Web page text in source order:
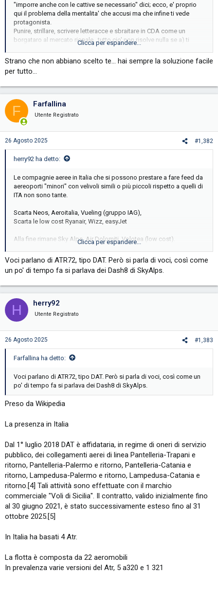
"imporre anche con le cattive se necessario" dici; ecco, e' proprio
qui il problema della mentalita' che accusi ma che infine ti vede
protagonista.
Punire, strillare, scrivere letteracce e sbraitare in CDA come un
borgataro al mercato rionale...tutto cio' non risolve nulla se a) ti
zavorri dello stesso personale fancazzista, management e
dipendenti b) non cambi la cultura aziendale a suon di
addestramento, training motivazionali, dialogo, crescita,
condivisione, azzeramento del rapporto gerarchico in luogo di uno
spera di trovare anche altrove nelle partnership commerciali, non
mentalita' borboniche, nepostistiche e amichettiste.
Clicca per espandere...
Strano che non abbiano scelto te... hai sempre la soluzione facile
per tutto...
F Farfallina
Utente Registrato
26 Agosto 2025 #1,382
herry92 ha detto:
Le compagnie aeree in Italia che si possono prestare a fare feed da
aereoporti "minori" con velivoli simili o più piccoli rispetto a quelli di
ITA non sono tante.
Scarta Neos, Aeroitalia, Vueling (gruppo IAG),
Scarta le low cost Ryanair, Wizz, easyJet
Alla fine rimane Sky Alps, Air Dolomiti, Volotea (low cost).
Tutto dipende se hanno deciso di cambiare la ragione d'esistere di
Air Dolomiti e oltre a fare il feeder per Lufthansa lo possa fare
anche per ITA.
Clicca per espandere...
Voci parlano di ATR72, tipo DAT. Però si parla di voci, così come
un po' di tempo fa si parlava dei Dash8 di SkyAlps.
H herry92
Utente Registrato
26 Agosto 2025 #1,383
Farfallina ha detto:
Voci parlano di ATR72, tipo DAT. Però si parla di voci, così come un
po' di tempo fa si parlava dei Dash8 di SkyAlps.
Preso da Wikipedia
La presenza in Italia
Dal 1° luglio 2018 DAT è affidataria, in regime di oneri di servizio
pubblico, dei collegamenti aerei di linea Pantelleria-Trapani e
ritorno, Pantelleria-Palermo e ritorno, Pantelleria-Catania e
ritorno, Lampedusa-Palermo e ritorno, Lampedusa-Catania e
ritorno.[4] Tali attività sono effettuate con il marchio
commerciale "Voli di Sicilia". Il contratto, valido inizialmente fino
al 30 giugno 2021, è stato successivamente esteso fino al 31
ottobre 2025.[5]
In Italia ha basati 4 Atr.
La flotta è composta da 22 aeromobili
In prevalenza varie versioni del Atr, 5 a320 e 1 321